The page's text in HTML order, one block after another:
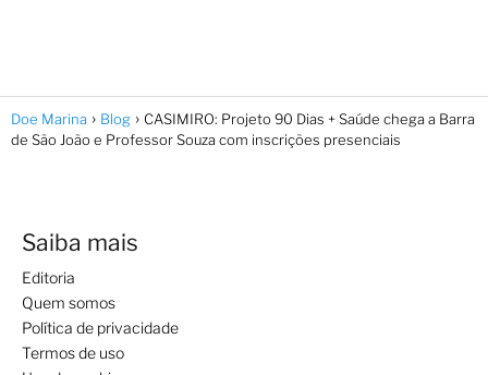
Doe Marina Blog
CASIMIRO: Projeto 90 Dias + Saúde chega a Barra
de São João e Professor Souza com inscrições presenciais
Saiba mais
Editoria
Quem somos
Política de privacidade
Termos de uso